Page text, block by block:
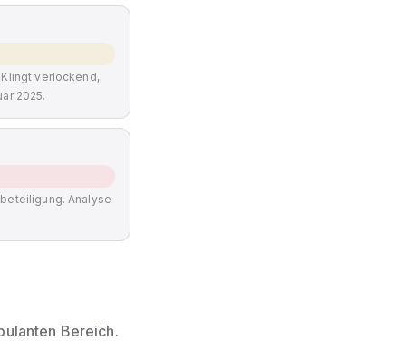
verlockend,
2025.
Analyse
Bereich.